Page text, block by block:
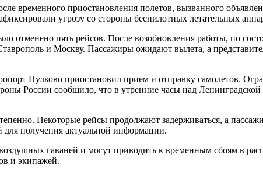
временного приостановления полетов, вызванного
угрозу со стороны беспилотных летательных
отменено пять рейсов. После возобновления работы, по
и Москву. Пассажиры ожидают вылета, а
Пулково приостановил прием и отправку самолетов.
России сообщило, что в утренние часы над
Некоторые рейсы продолжают задерживаться, а
для получения актуальной информации.
гаваней и могут приводить к временным сбоям в
и экипажей.